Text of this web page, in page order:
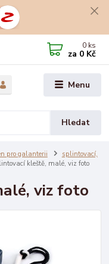
Menu
Hledat
0 ks
za 0 Kč
pro galanterii
splintovací,
kleště, malé, viz foto
viz foto